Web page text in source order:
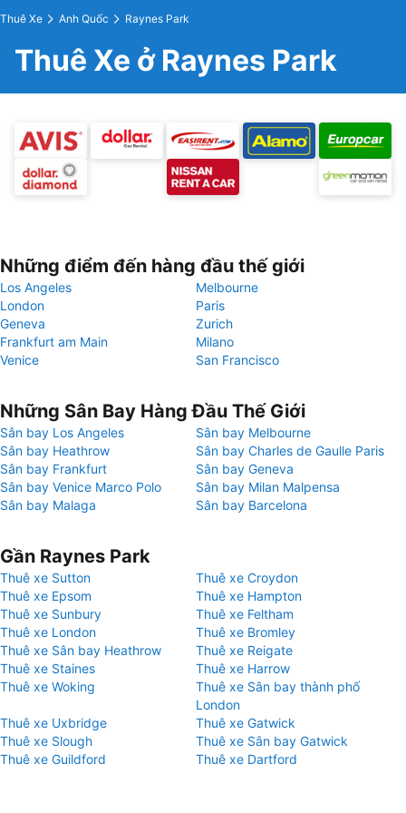
Thuê Xe Anh Quốc Raynes Park
Thuê Xe ở Raynes Park
Những điểm đến hàng đầu thế giới
Los Angeles
Melbourne
London
Paris
Geneva
Zurich
Frankfurt am Main
Milano
Venice
San Francisco
Những Sân Bay Hàng Đầu Thế Giới
Sân bay Los Angeles
Sân bay Melbourne
Sân bay Heathrow
Sân bay Charles de Gaulle Paris
Sân bay Frankfurt
Sân bay Geneva
Sân bay Venice Marco Polo
Sân bay Milan Malpensa
Sân bay Malaga
Sân bay Barcelona
Gần Raynes Park
Thuê xe Sutton
Thuê xe Croydon
Thuê xe Epsom
Thuê xe Hampton
Thuê xe Sunbury
Thuê xe Feltham
Thuê xe London
Thuê xe Bromley
Thuê xe Sân bay Heathrow
Thuê xe Reigate
Thuê xe Staines
Thuê xe Harrow
Thuê xe Woking
Thuê xe Sân bay thành phố
London
Thuê xe Uxbridge
Thuê xe Gatwick
Thuê xe Slough
Thuê xe Sân bay Gatwick
Thuê xe Guildford
Thuê xe Dartford